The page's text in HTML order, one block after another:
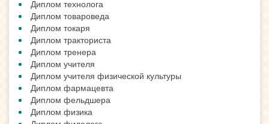
Диплом технолога
Диплом товароведа
Диплом токаря
Диплом тракториста
Диплом тренера
Диплом учителя
Диплом учителя физической культуры
Диплом фармацевта
Диплом фельдшера
Диплом физика